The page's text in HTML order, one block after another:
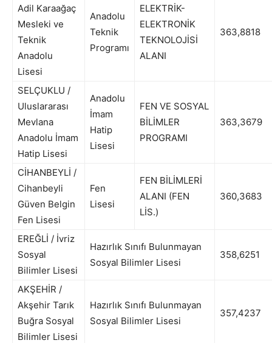
Adil Karaağaç
Mesleki ve
Teknik
Anadolu
Lisesi
Anadolu
Teknik
Programı
ELEKTRİK-
ELEKTRONİK
TEKNOLOJİSİ
ALANI
363,8818
SELÇUKLU /
Uluslararası
Mevlana
Anadolu İmam
Hatip Lisesi
Anadolu
İmam
Hatip
Lisesi
FEN VE SOSYAL
BİLİMLER
PROGRAMI
363,3679
CİHANBEYLİ /
Cihanbeyli
Güven Belgin
Fen Lisesi
Fen
Lisesi
FEN BİLİMLERİ
ALANI (FEN
LİS.)
360,3683
EREĞLİ / İvriz
Sosyal
Bilimler Lisesi
Hazırlık Sınıfı Bulunmayan
Sosyal Bilimler Lisesi
358,6251
AKŞEHİR /
Akşehir Tarık
Buğra Sosyal
Bilimler Lisesi
Hazırlık Sınıfı Bulunmayan
Sosyal Bilimler Lisesi
357,4237